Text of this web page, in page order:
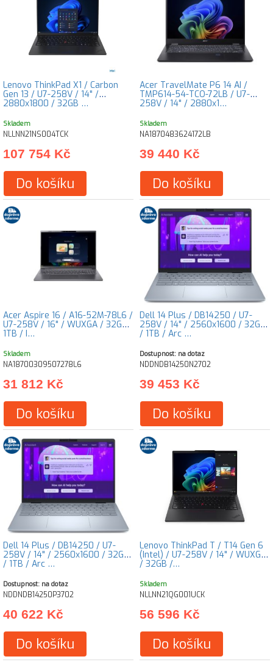
Lenovo ThinkPad X1 / Carbon
Gen 13 / U7-258V / 14" /
2880x1800 / 32GB …
Skladem
NLLNN21NS004TCK
107 754 Kč
Do košíku
Acer TravelMate P6 14 AI /
TMP614-54-TCO-72LB / U7-
258V / 14" / 2880x1…
Skladem
NA1870483624172LB
39 440 Kč
Do košíku
Acer Aspire 16 / A16-52M-78L6 /
U7-258V / 16" / WUXGA / 32GB /
1TB / I…
Skladem
NA18700309507278L6
31 812 Kč
Do košíku
Dell 14 Plus / DB14250 / U7-
258V / 14" / 2560x1600 / 32GB
/ 1TB / Arc …
Dostupnost: na dotaz
NDDNDB14250N2702
39 453 Kč
Do košíku
Dell 14 Plus / DB14250 / U7-
258V / 14" / 2560x1600 / 32GB
/ 1TB / Arc …
Dostupnost: na dotaz
NDDNDB14250P3702
40 622 Kč
Do košíku
Lenovo ThinkPad T / T14 Gen 6
(Intel) / U7-258V / 14" / WUXGA
/ 32GB /…
Skladem
NLLNN21QG001UCK
56 596 Kč
Do košíku